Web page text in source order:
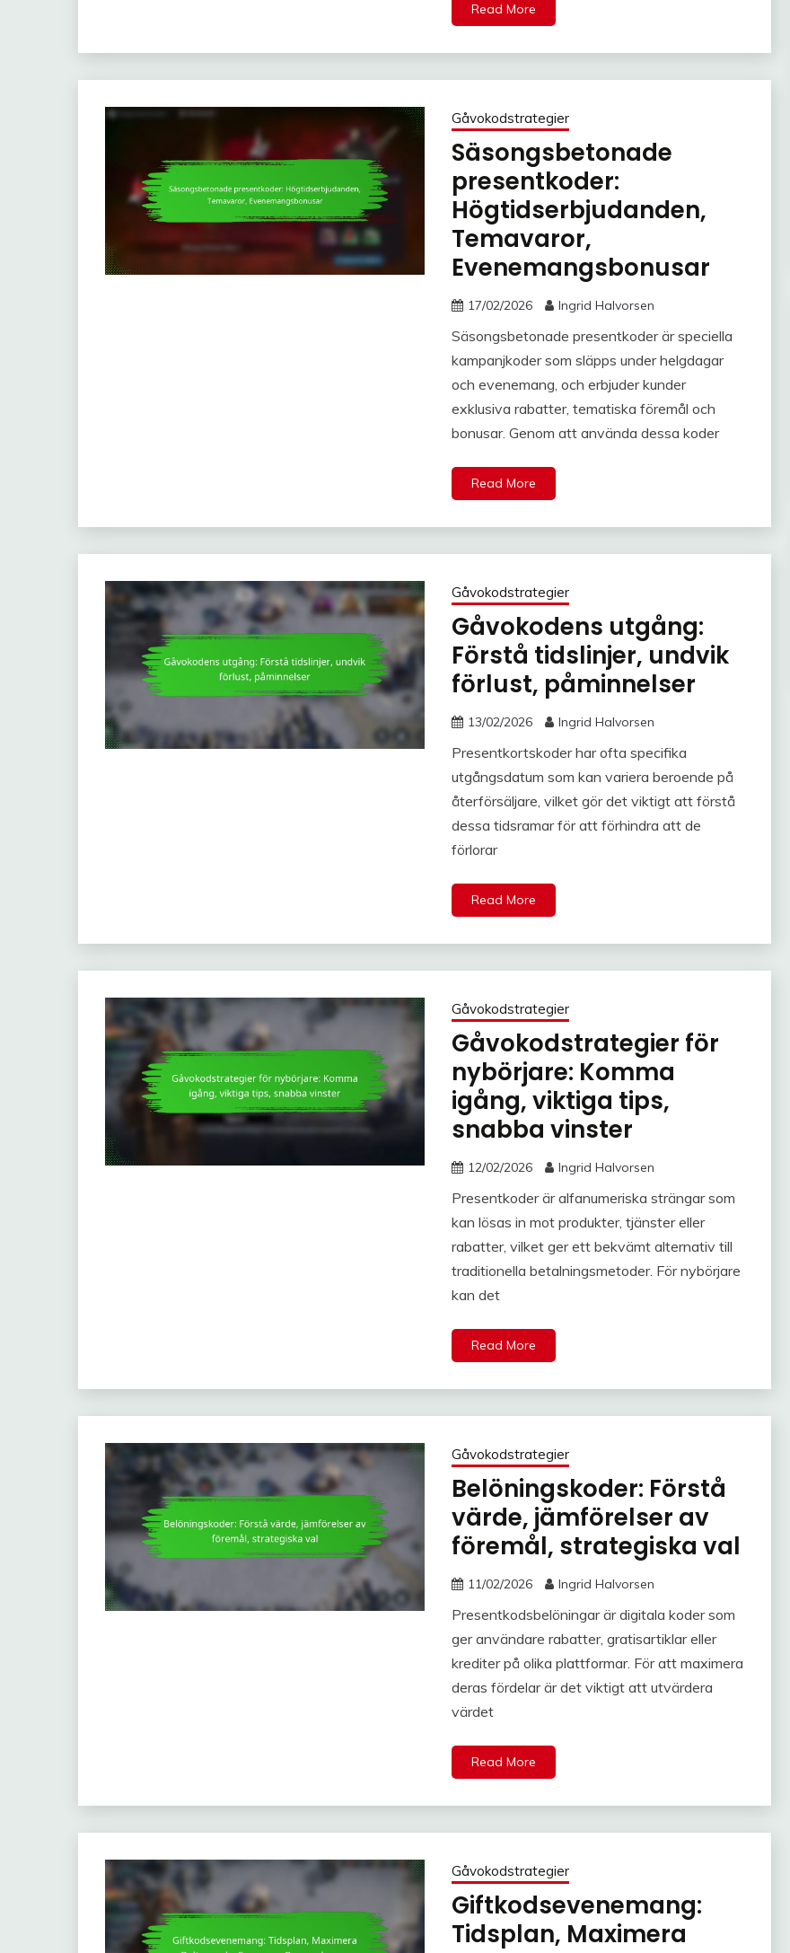
Read More
Gåvokodstrategier
Säsongsbetonade
presentkoder:
Högtidserbjudanden,
Temavaror,
Evenemangsbonusar
17/02/2026 Ingrid Halvorsen
Säsongsbetonade presentkoder är speciella
kampanjkoder som släpps under helgdagar
och evenemang, och erbjuder kunder
exklusiva rabatter, tematiska föremål och
bonusar. Genom att använda dessa koder
Read More
Gåvokodstrategier
Gåvokodens utgång:
Förstå tidslinjer, undvik
förlust, påminnelser
13/02/2026 Ingrid Halvorsen
Presentkortskoder har ofta specifika
utgångsdatum som kan variera beroende på
återförsäljare, vilket gör det viktigt att förstå
dessa tidsramar för att förhindra att de
förlorar
Read More
Gåvokodstrategier
Gåvokodstrategier för
nybörjare: Komma
igång, viktiga tips,
snabba vinster
12/02/2026 Ingrid Halvorsen
Presentkoder är alfanumeriska strängar som
kan lösas in mot produkter, tjänster eller
rabatter, vilket ger ett bekvämt alternativ till
traditionella betalningsmetoder. För nybörjare
kan det
Read More
Gåvokodstrategier
Belöningskoder: Förstå
värde, jämförelser av
föremål, strategiska val
11/02/2026 Ingrid Halvorsen
Presentkodsbelöningar är digitala koder som
ger användare rabatter, gratisartiklar eller
krediter på olika plattformar. För att maximera
deras fördelar är det viktigt att utvärdera
värdet
Read More
Gåvokodstrategier
Giftkodsevenemang:
Tidsplan, Maximera